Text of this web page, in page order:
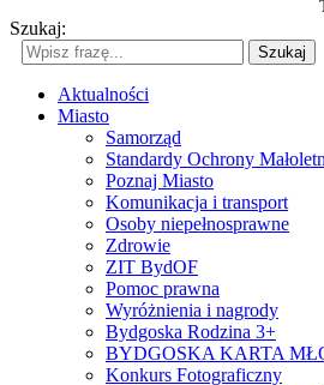
Szukaj:
Szukaj
Aktualności
Miasto
Samorząd
Standardy Ochrony
Poznaj Miasto
Komunikacja i transport
Osoby niepełnosprawne
Zdrowie
ZIT BydOF
Pomoc prawna
Wyróżnienia i nagrody
Bydgoska Rodzina 3+
BYDGOSKA KARTA
Konkurs Fotograficzny